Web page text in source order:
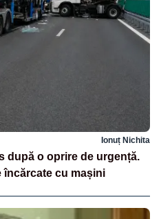
Ionuț Nichita
după o oprire de urgență.
încărcate cu mașini